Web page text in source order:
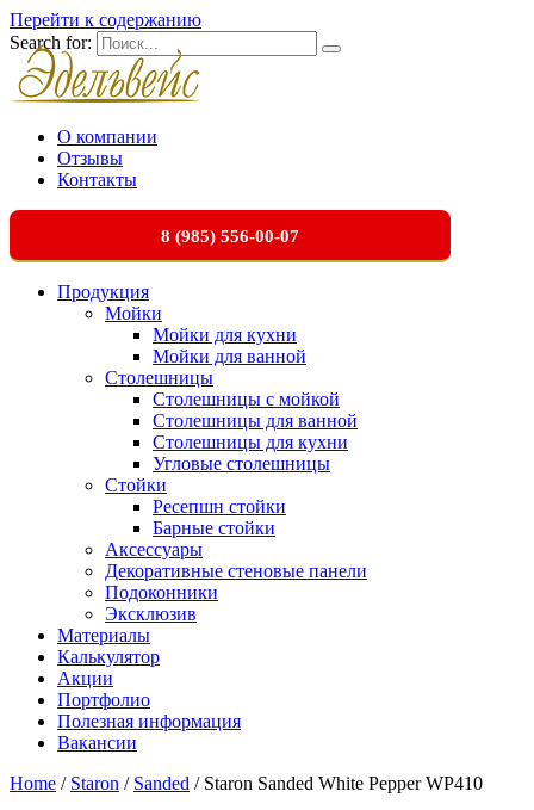
Перейти к содержанию
Search for:
О компании
Отзывы
Контакты
8 (985) 556-00-07
Продукция
Мойки
Мойки для кухни
Мойки для ванной
Столешницы
Столешницы с мойкой
Столешницы для ванной
Столешницы для кухни
Угловые столешницы
Стойки
Ресепшн стойки
Барные стойки
Аксессуары
Декоративные стеновые панели
Подоконники
Эксклюзив
Материалы
Калькулятор
Акции
Портфолио
Полезная информация
Вакансии
Home / Staron / Sanded / Staron Sanded White Pepper WP410